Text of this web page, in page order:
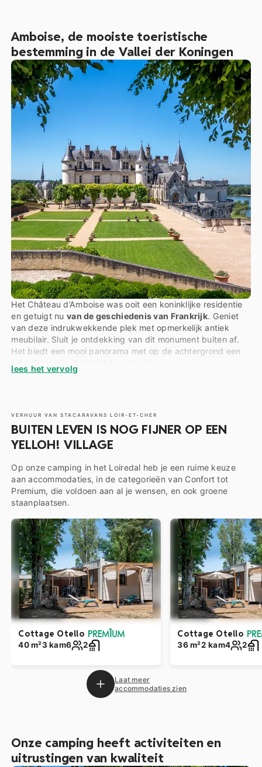
Amboise, de mooiste toeristische
bestemming in de Vallei der Koningen
Het Château d’Amboise was ooit een koninklijke residentie
en getuigt nuvan de geschiedenis van Frankrijk. Geniet
van deze indrukwekkende plek met opmerkelijk antiek
meubilair. Sluit je ontdekking van dit monument buiten af.
Het biedt een mooi panorama met op de achtergrond een
gediversifieerde aanbod garandeert dat al onze
vakantiegangers kunnen vinden wat ze zoeken. Een
staanplaats voor de een, een huisje voor de ander, je vindt
lees het vervolg
VERHUUR VAN STACARAVANS LOIR-ET-CHER
BUITEN LEVEN IS NOG FIJNER OP EEN
YELLOH! VILLAGE
Op onze camping in het Loiredal heb je een ruime keuze
aan accommodaties, in de categorieën van Confort tot
Premium, die voldoen aan al je wensen, en ook groene
staanplaatsen.
Cottage Otello
40 m²3 kam6 2
Cottage Otello
36 m²2 kam4 2
Laat meer
accommodaties zien
Onze camping heeft activiteiten en
uitrustingen van kwaliteit